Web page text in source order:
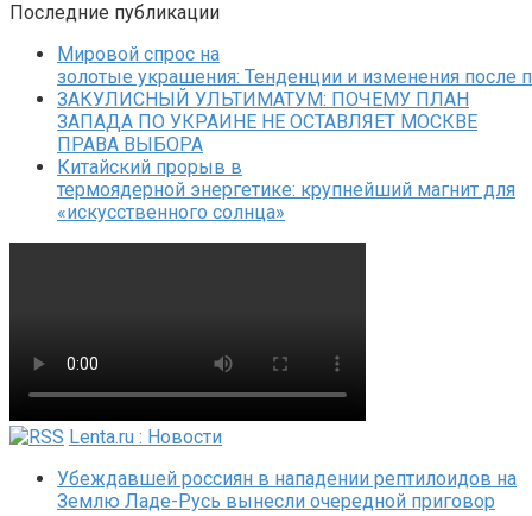
Последние публикации
Мировой спрос на
золотые украшения: Тенденции и изменения после
ЗАКУЛИСНЫЙ УЛЬТИМАТУМ: ПОЧЕМУ ПЛАН
ЗАПАДА ПО УКРАИНЕ НЕ ОСТАВЛЯЕТ МОСКВЕ
ПРАВА ВЫБОРА
Китайский прорыв в
термоядерной энергетике: крупнейший магнит для
«искусственного солнца»
Lenta.ru : Новости
Убеждавшей россиян в нападении рептилоидов на
Землю Ладе-Русь вынесли очередной приговор